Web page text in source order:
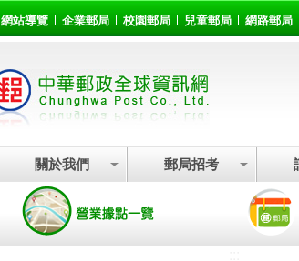
網站導覽 企業郵局 校園郵局 兒童郵局 網路郵局
關於我們 郵局招考